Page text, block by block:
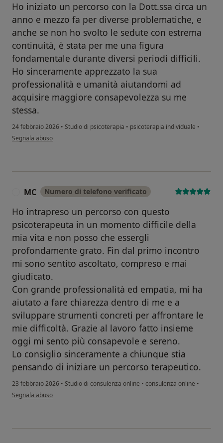
Ho iniziato un percorso con la Dott.ssa circa un
anno e mezzo fa per diverse problematiche, e
anche se non ho svolto le sedute con estrema
continuità, è stata per me una figura
fondamentale durante diversi periodi difficili.
Ho sinceramente apprezzato la sua
professionalità e umanità aiutandomi ad
acquisire maggiore consapevolezza su me
stessa.
24 febbraio 2026 • Studio di psicoterapia • psicoterapia individuale •
secondo l'opinione dell'utente Paziente
Segnala abuso
MC Numero di telefono verificato
Ho intrapreso un percorso con questo
psicoterapeuta in un momento difficile della
mia vita e non posso che essergli
profondamente grato. Fin dal primo incontro
mi sono sentito ascoltato, compreso e mai
giudicato.
Con grande professionalità ed empatia, mi ha
aiutato a fare chiarezza dentro di me e a
sviluppare strumenti concreti per affrontare le
mie difficoltà. Grazie al lavoro fatto insieme
oggi mi sento più consapevole e sereno.
Lo consiglio sinceramente a chiunque stia
pensando di iniziare un percorso terapeutico.
23 febbraio 2026 • Studio di consulenza online • consulenza online •
secondo l'opinione dell'utente MC
Segnala abuso